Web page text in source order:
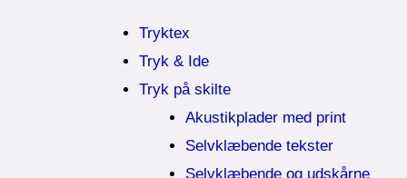
Tryktex
Tryk & Ide
Tryk på skilte
Akustikplader med print
Selvklæbende tekster
Selvklæbende og udskårne